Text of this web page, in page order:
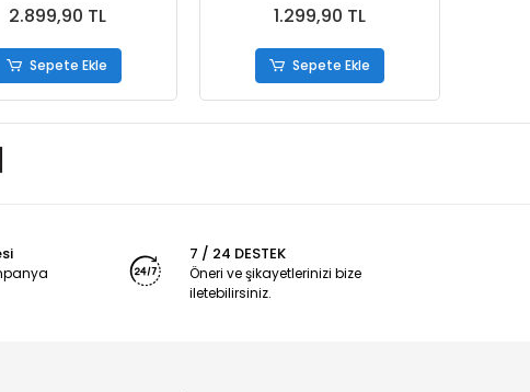
2.899,90 TL
Sepete Ekle
1.299,90 TL
Sepete Ekle
7 / 24 DESTEK
Öneri ve şikayetlerinizi bize
iletebilirsiniz.